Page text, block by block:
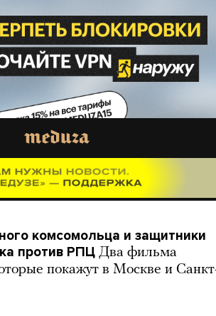
комсомольца и защитники
против РПЦ Два фильма
покажут в Москве и